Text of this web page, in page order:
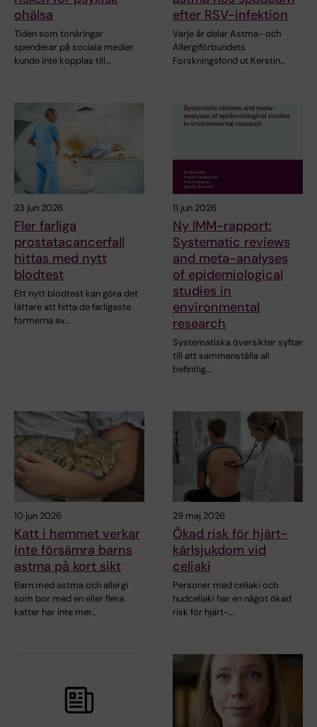
ohälsa
Tiden som tonåringar
spenderar på sociala medier
kunde inte kopplas till…
efter RSV-infektion
Varje år delar Astma- och
Allergiförbundets
Forskningsfond ut Kerstin…
23 jun 2026
Fler farliga
prostatacancerfall
hittas med nytt
blodtest
Ett nytt blodtest kan göra det
lättare att hitta de farligaste
formerna av…
11 jun 2026
Ny IMM-rapport:
Systematic reviews
and meta-analyses
of epidemiological
studies in
environmental
research
Systematiska översikter syftar
till att sammanställa all
befintlig…
10 jun 2026
Katt i hemmet verkar
inte försämra barns
astma på kort sikt
Barn med astma och allergi
som bor med en eller flera
katter har inte mer…
29 maj 2026
Ökad risk för hjärt-
kärlsjukdom vid
celiaki
Personer med celiaki och
hudceliaki har en något ökad
risk för hjärt-…